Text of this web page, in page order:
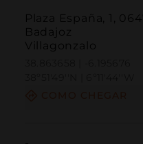
Plaza España, 1,
Badajoz
Villagonzalo